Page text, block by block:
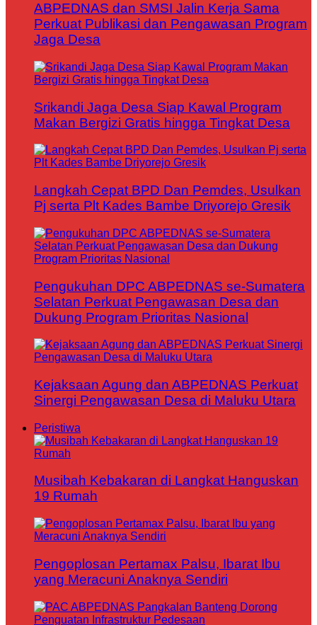
ABPEDNAS dan SMSI Jalin Kerja Sama
Perkuat Publikasi dan Pengawasan Program
Jaga Desa
Srikandi Jaga Desa Siap Kawal Program
Makan Bergizi Gratis hingga Tingkat Desa
Langkah Cepat BPD Dan Pemdes, Usulkan
Pj serta Plt Kades Bambe Driyorejo Gresik
Pengukuhan DPC ABPEDNAS se-Sumatera
Selatan Perkuat Pengawasan Desa dan
Dukung Program Prioritas Nasional
Kejaksaan Agung dan ABPEDNAS Perkuat
Sinergi Pengawasan Desa di Maluku Utara
Peristiwa
Musibah Kebakaran di Langkat Hanguskan
19 Rumah
Pengoplosan Pertamax Palsu, Ibarat Ibu
yang Meracuni Anaknya Sendiri